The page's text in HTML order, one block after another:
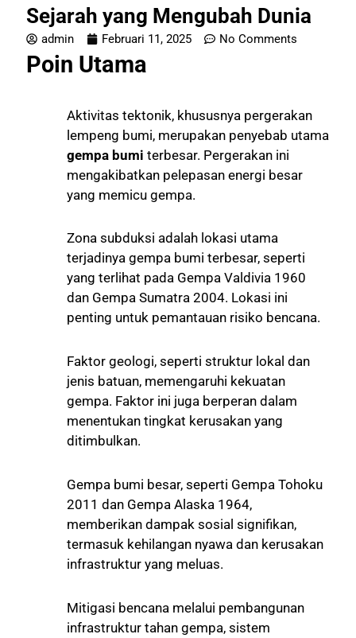
Sejarah yang Mengubah Dunia
admin Februari 11, 2025 No Comments
Poin Utama
Aktivitas tektonik, khususnya pergerakan
lempeng bumi, merupakan penyebab utama
gempa bumi terbesar. Pergerakan ini
mengakibatkan pelepasan energi besar
yang memicu gempa.
Zona subduksi adalah lokasi utama
terjadinya gempa bumi terbesar, seperti
yang terlihat pada Gempa Valdivia 1960
dan Gempa Sumatra 2004. Lokasi ini
penting untuk pemantauan risiko bencana.
Faktor geologi, seperti struktur lokal dan
jenis batuan, memengaruhi kekuatan
gempa. Faktor ini juga berperan dalam
menentukan tingkat kerusakan yang
ditimbulkan.
Gempa bumi besar, seperti Gempa Tohoku
2011 dan Gempa Alaska 1964,
memberikan dampak sosial signifikan,
termasuk kehilangan nyawa dan kerusakan
infrastruktur yang meluas.
Mitigasi bencana melalui pembangunan
infrastruktur tahan gempa, sistem